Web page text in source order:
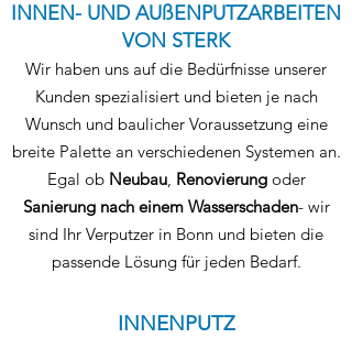
INNEN- UND AUßENPUTZARBEITEN
VON STERK
Wir haben uns auf die Bedürfnisse unserer
Kunden spezialisiert und bieten je nach
Wunsch und baulicher Voraussetzung eine
breite Palette an verschiedenen Systemen an.
Egal ob Neubau, Renovierung oder
Sanierung nach einem Wasserschaden- wir
sind Ihr Verputzer in Bonn und bieten die
passende Lösung für jeden Bedarf.
INNENPUTZ